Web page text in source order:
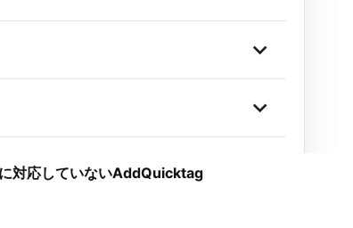
対応していないAddQuicktag